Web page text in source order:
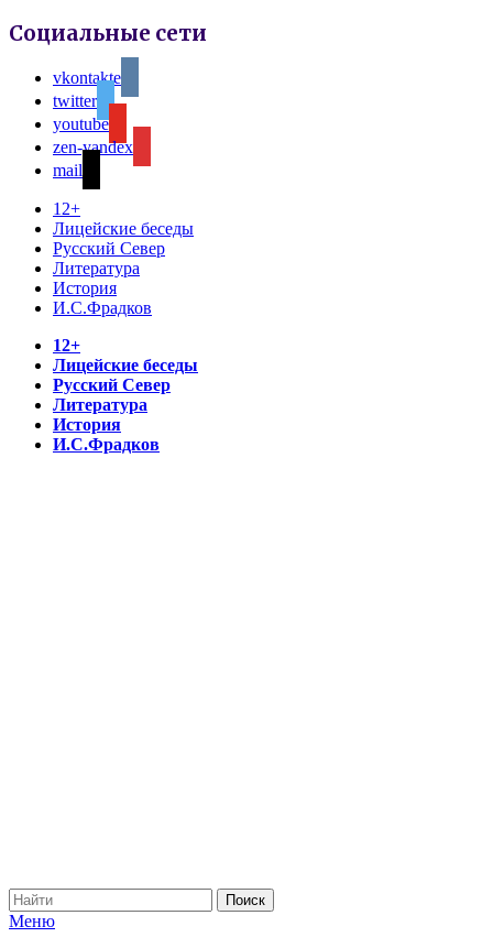
Социальные сети
vkontakte
twitter
youtube
zen-yandex
mail
12+
Лицейские беседы
Русский Север
Литература
История
И.С.Фрадков
12+
Лицейские беседы
Русский Север
Литература
История
И.С.Фрадков
Меню